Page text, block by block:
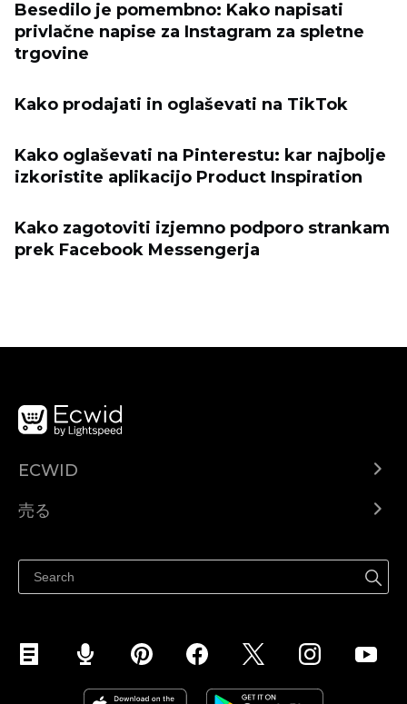
Besedilo je pomembno: Kako napisati
privlačne napise za Instagram za spletne
trgovine
Kako prodajati in oglaševati na TikTok
Kako oglaševati na Pinterestu: kar najbolje
izkoristite aplikacijo Product Inspiration
Kako zagotoviti izjemno podporo strankam
prek Facebook Messengerja
ECWID
ヘルプセンター
売る
Facebookで販売する
Instagramで販売する